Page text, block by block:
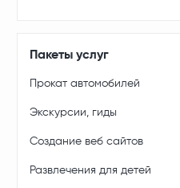
Пакеты услуг
Прокат автомобилей
Экскурсии, гиды
Создание веб сайтов
Развлечения для детей